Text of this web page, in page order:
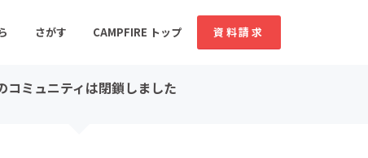
さがす CAMPFIRE トップ 資料請求
コミュニティは閉鎖しました